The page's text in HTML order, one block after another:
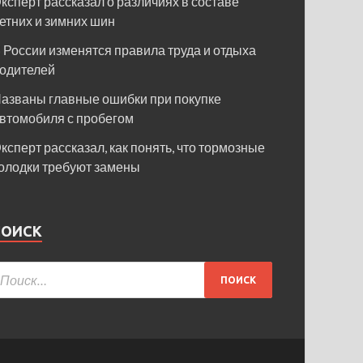
и зимних шин
России изменятся правила труда и отдыха
главные ошибки при покупке
с пробегом
рассказал, как понять, что тормозные
требуют замены